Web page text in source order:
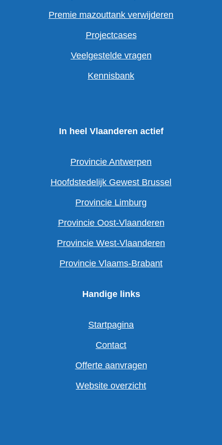
Premie mazouttank verwijderen
Projectcases
Veelgestelde vragen
Kennisbank
In heel Vlaanderen actief
Provincie Antwerpen
Hoofdstedelijk Gewest Brussel
Provincie Limburg
Provincie Oost-Vlaanderen
Provincie West-Vlaanderen
Provincie Vlaams-Brabant
Handige links
Startpagina
Contact
Offerte aanvragen
Website overzicht